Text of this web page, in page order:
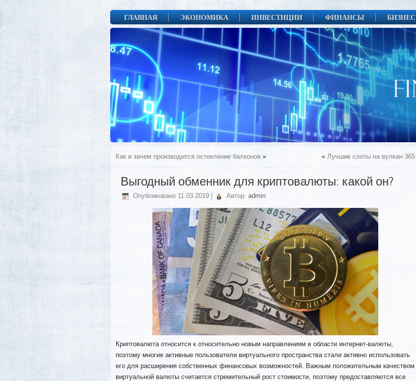
ГЛАВНАЯ ЭКОНОМИКА ИНВЕСТИЦИИ ФИНАНСЫ БИЗНЕС
Как и зачем производится остекление балконов » « Лучшие слоты на вулкан 365
Выгодный обменник для криптовалюты: какой он?
Опубликовано 11.03.2019 Автор: admin
Криптовалюта относится к относительно новым направлениям в области интернет-валюты,
поэтому многие активные пользователи виртуального пространства стали активно использовать
его для расширения собственных финансовых возможностей. Важным положительным качеством
виртуальной валюты считается стремительный рост стоимости, поэтому предоставляются все